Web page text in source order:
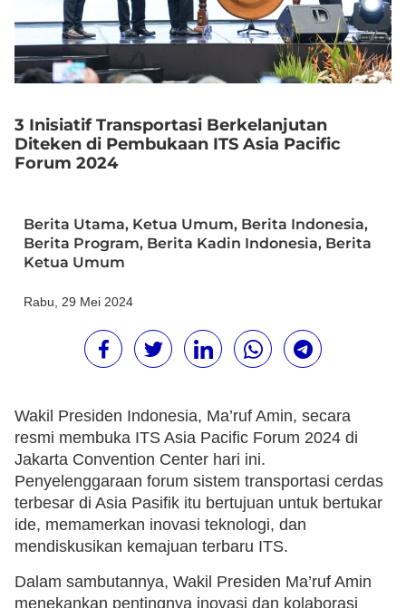
3 Inisiatif Transportasi Berkelanjutan
Diteken di Pembukaan ITS Asia Pacific
Forum 2024
Berita Utama, Ketua Umum, Berita Indonesia,
Berita Program, Berita Kadin Indonesia, Berita
Ketua Umum
Rabu, 29 Mei 2024
Wakil Presiden Indonesia, Ma’ruf Amin, secara
resmi membuka ITS Asia Pacific Forum 2024 di
Jakarta Convention Center hari ini.
Penyelenggaraan forum sistem transportasi cerdas
terbesar di Asia Pasifik itu bertujuan untuk bertukar
ide, memamerkan inovasi teknologi, dan
mendiskusikan kemajuan terbaru ITS.
Dalam sambutannya, Wakil Presiden Ma’ruf Amin
menekankan pentingnya inovasi dan kolaborasi